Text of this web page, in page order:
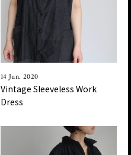
14 Jun. 2020
Vintage Sleeveless Work
Dress